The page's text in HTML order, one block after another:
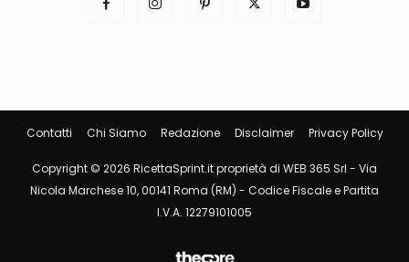
Contatti Chi Siamo Redazione Disclaimer Privacy Policy
Copyright © 2026 RicettaSprint.it proprietà di WEB 365 Srl - Via
Nicola Marchese 10, 00141 Roma (RM) - Codice Fiscale e Partita
I.V.A. 12279101005